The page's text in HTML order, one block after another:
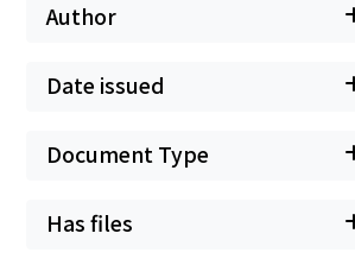
Author
Date issued
Document Type
Has files